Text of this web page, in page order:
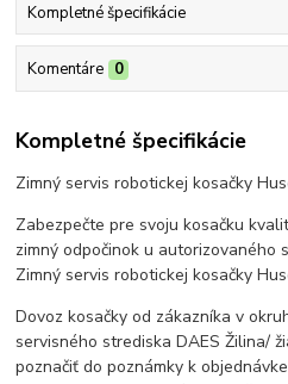
Kompletné špecifikácie
Komentáre 0
Kompletné špecifikácie
Zimný servis robotickej kosačky
Zabezpečte pre svoju kosačku
zimný odpočinok u autorizovaného
Zimný servis robotickej kosačky
Dovoz kosačky od zákazníka v
servisného strediska DAES Žilina/
poznačiť do poznámky k